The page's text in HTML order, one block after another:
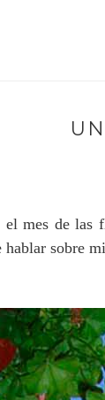
el mes de
hablar sobre